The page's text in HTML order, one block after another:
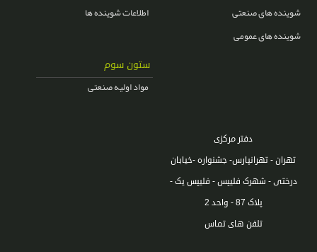
شوینده های صنعتی
شوینده های عمومی
اطلاعات شوینده ها
ستون سوم
مواد اولیه صنعتی
دفتر مرکزی
تهران - تهرانپارس- جشنواره -خیابان
درختی - شهرک فلیپس - فلیپس یک -
پلاک 87 - واحد 2
تلفن های تماس